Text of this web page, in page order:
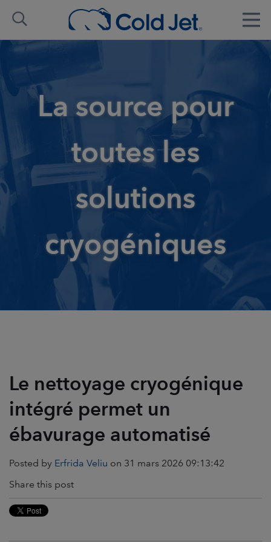
La source pour
toutes les
solutions
cryogéniques
Le nettoyage cryogénique
intégré permet un
ébavurage automatisé
Posted by Erfrida Veliu on 31 mars 2026 09:13:42
Share this post